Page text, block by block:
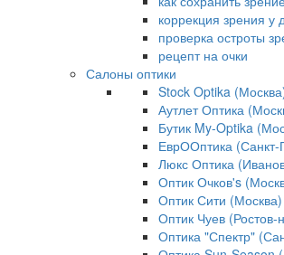
коррекция зрения у
проверка остроты
рецепт на очки
Салоны оптики
Stock Optika
Аутлет Оптика
Бутик My-Optika
ЕврООптика (Санкт-
Люкс Оптика
Оптик Очков's
Оптик Сити (Москва)
Оптик Чуев (Ростов-
Оптика "Спектр"